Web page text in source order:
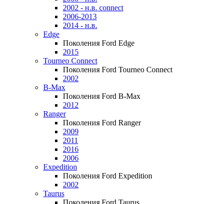
2002 - н.в. connect
2006-2013
2014 - н.в.
Edge
Поколения Ford Edge
2015
Tourneo Connect
Поколения Ford Tourneo Connect
2002
B-Max
Поколения Ford B-Max
2012
Ranger
Поколения Ford Ranger
2009
2011
2016
2006
Expedition
Поколения Ford Expedition
2002
Taurus
Поколения Ford Taurus